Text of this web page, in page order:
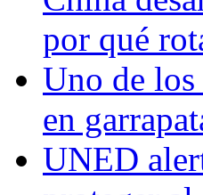
por qué
Uno de los
en
UNED